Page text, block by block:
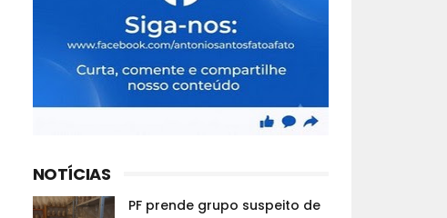
NOTÍCIAS
PF prende grupo suspeito de